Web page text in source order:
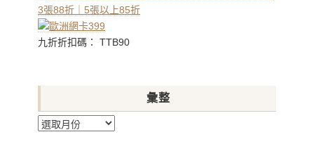
3張88折｜5張以上85折
九折折扣碼： TTB90
彙整
彙